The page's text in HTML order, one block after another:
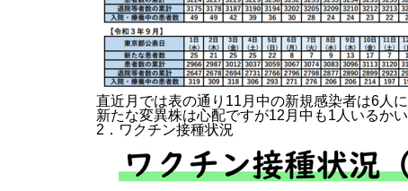
直近月では表の通り11月中の新規感染者は6人に
新たな変異株は心配ですが12月中も1人いるか
2．ワクチン接種状況